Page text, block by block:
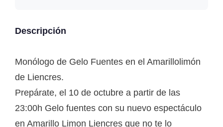
Descripción
Monólogo de Gelo Fuentes en el Amarillolimón
de Liencres.
Prepárate, el 10 de octubre a partir de las
23:00h Gelo fuentes con su nuevo espectáculo
en Amarillo Limon Liencres que no te lo